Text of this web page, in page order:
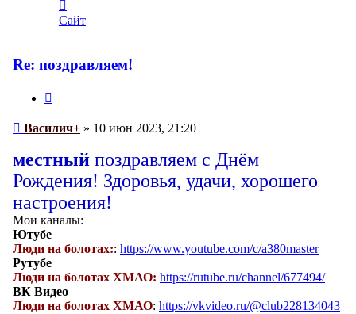
информация
пользователя
Сайт
Re: поздравляем!
Сообщение
Василич+ » 10 июн 2023, 21:20
местный поздравляем с Днём
Рождения! Здоровья, удачи, хорошего
настроения!
Мои каналы:
Ютубе
Люди на болотах:: https://www.youtube.com/c/a380master
Рутубе
Люди на болотах ХМАО: https://rutube.ru/channel/677494/
ВК Видео
Люди на болотах ХМАО: https://vkvideo.ru/@club228134043